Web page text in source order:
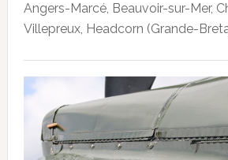
Angers-Marcé, Beauvoir-sur-Mer,
Villepreux, Headcorn (Grande-